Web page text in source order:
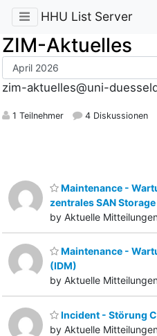
HHU List Server
ZIM-Aktuelles
zim-aktuelles@uni-
1 Teilnehmer 4 Diskussionen
Maintenance -
zentrales SAN Storage
by Aktuelle
Maintenance -
(IDM)
by Aktuelle
Incident - Störung
by Aktuelle